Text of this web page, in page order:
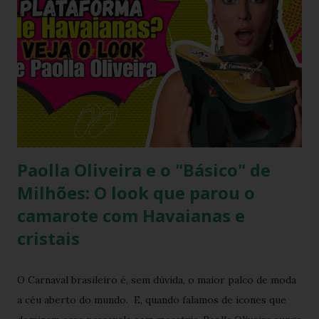
transmitida de geração em geração pelas artesãs do sertão
alagoano? O grande segredo deste lançamento está na
habilidade de traduzir a identidade cultural brasileira em um
acessório de moda contemporâneo, sem perder a essência
da versatilidade que consagrou o formato clássico. É a
união perfeita entre a tradição nordestina e a modernidade
urbana que o seu guarda-ro...
Paolla Oliveira e o "Básico" de
Milhões: O look que parou o
camarote com Havaianas e
cristais
O Carnaval brasileiro é, sem dúvida, o maior palco de moda
a céu aberto do mundo. E, quando falamos de ícones que